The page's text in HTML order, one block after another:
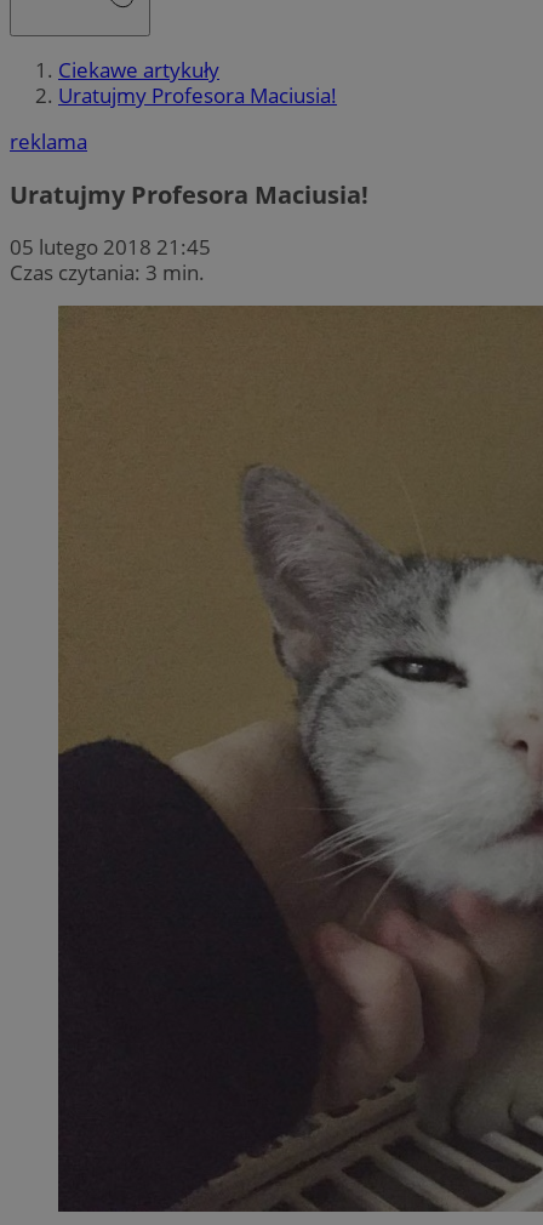
Ciekawe artykuły
Uratujmy Profesora Maciusia!
reklama
Uratujmy Profesora Maciusia!
05 lutego 2018 21:45
Czas czytania: 3 min.